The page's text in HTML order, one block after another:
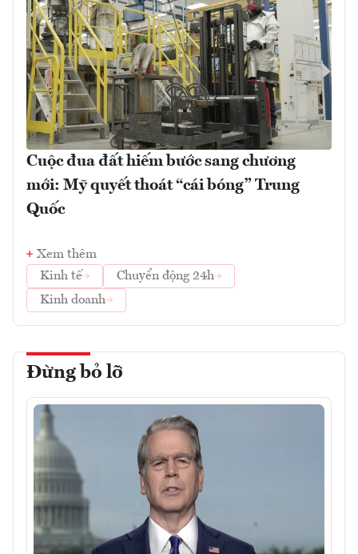
Cuộc đua đất hiếm bước sang chương
mới: Mỹ quyết thoát “cái bóng” Trung
Quốc
Xem thêm
Kinh tế
Chuyển động 24h
Kinh doanh
Đừng bỏ lỡ